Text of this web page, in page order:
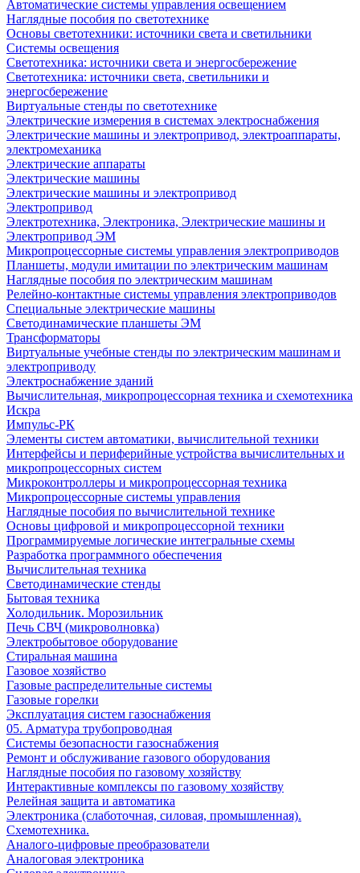
Автоматические системы управления освещением
Наглядные пособия по светотехнике
Основы светотехники: источники света и светильники
Системы освещения
Светотехника: источники света и энергосбережение
Светотехника: источники света, светильники и
энергосбережение
Виртуальные стенды по светотехнике
Электрические измерения в системах электроснабжения
Электрические машины и электропривод, электроаппараты,
электромеханика
Электрические аппараты
Электрические машины
Электрические машины и электропривод
Электропривод
Электротехника, Электроника, Электрические машины и
Электропривод ЭМ
Микропроцессорные системы управления электроприводов
Планшеты, модули имитации по электрическим машинам
Наглядные пособия по электрическим машинам
Релейно-контактные системы управления электроприводов
Специальные электрические машины
Светодинамические планшеты ЭМ
Трансформаторы
Виртуальные учебные стенды по электрическим машинам и
электроприводу
Электроснабжение зданий
Вычислительная, микропроцессорная техника и схемотехника
Искра
Импульс-РК
Элементы систем автоматики, вычислительной техники
Интерфейсы и периферийные устройства вычислительных и
микропроцессорных систем
Микроконтроллеры и микропроцессорная техника
Микропроцессорные системы управления
Наглядные пособия по вычислительной технике
Основы цифровой и микропроцессорной техники
Программируемые логические интегральные схемы
Разработка программного обеспечения
Вычислительная техника
Светодинамические стенды
Бытовая техника
Холодильник. Морозильник
Печь СВЧ (микроволновка)
Электробытовое оборудование
Стиральная машина
Газовое хозяйство
Газовые распределительные системы
Газовые горелки
Эксплуатация систем газоснабжения
05. Арматура трубопроводная
Системы безопасности газоснабжения
Ремонт и обслуживание газового оборудования
Наглядные пособия по газовому хозяйству
Интерактивные комплексы по газовому хозяйству
Релейная защита и автоматика
Электроника (слаботочная, силовая, промышленная).
Схемотехника.
Аналого-цифровые преобразователи
Аналоговая электроника